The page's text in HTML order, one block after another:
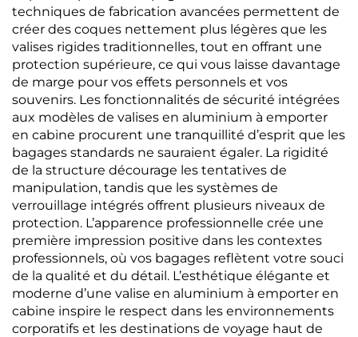
techniques de fabrication avancées permettent de
créer des coques nettement plus légères que les
valises rigides traditionnelles, tout en offrant une
protection supérieure, ce qui vous laisse davantage
de marge pour vos effets personnels et vos
souvenirs. Les fonctionnalités de sécurité intégrées
aux modèles de valises en aluminium à emporter
en cabine procurent une tranquillité d’esprit que les
bagages standards ne sauraient égaler. La rigidité
de la structure décourage les tentatives de
manipulation, tandis que les systèmes de
verrouillage intégrés offrent plusieurs niveaux de
protection. L’apparence professionnelle crée une
première impression positive dans les contextes
professionnels, où vos bagages reflètent votre souci
de la qualité et du détail. L’esthétique élégante et
moderne d’une valise en aluminium à emporter en
cabine inspire le respect dans les environnements
corporatifs et les destinations de voyage haut de